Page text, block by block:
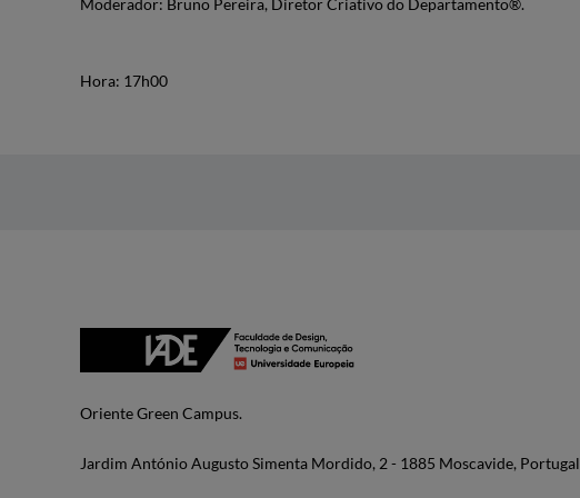
Moderador: Bruno Pereira, Diretor Criativo do Departamento®.
Hora: 17h00
Oriente Green Campus.
Jardim António Augusto Simenta Mordido, 2 - 1885 Moscavide, Portugal